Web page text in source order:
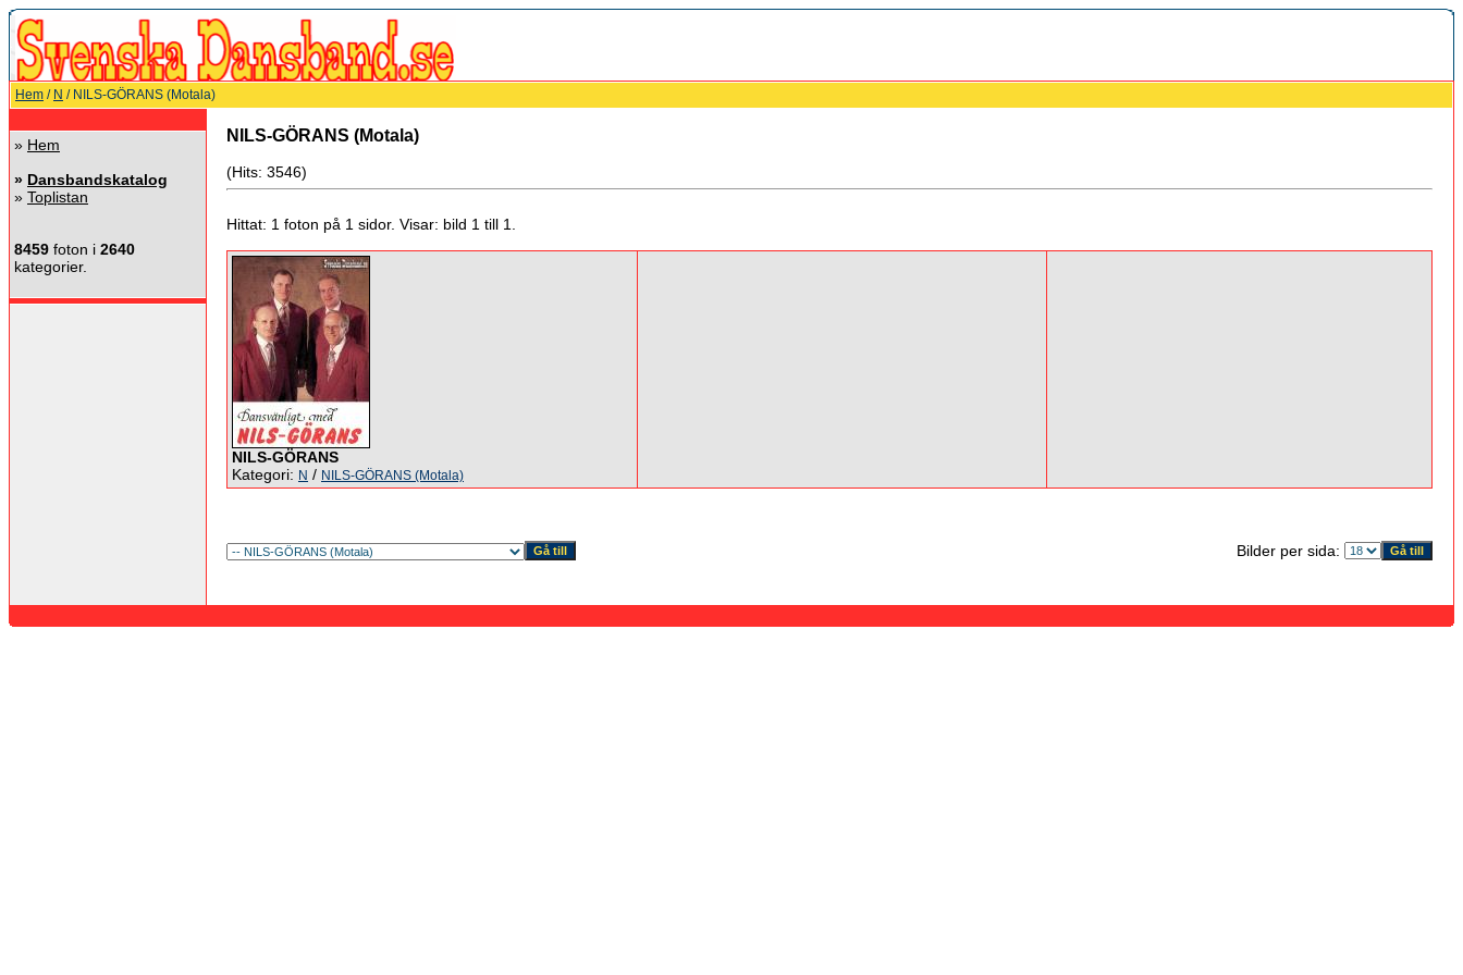
Hem / N / NILS-GÖRANS (Motala)
» Hem
» Dansbandskatalog
» Toplistan
8459 foton i 2640
kategorier.
NILS-GÖRANS (Motala)
(Hits: 3546)
Hittat: 1 foton på 1 sidor. Visar: bild 1 till 1.
NILS-GÖRANS
Kategori: N / NILS-GÖRANS (Motala)
Bilder per sida: